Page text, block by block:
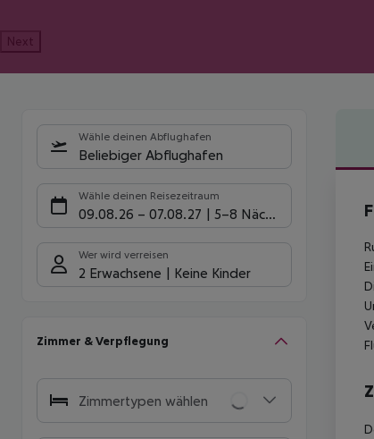
Next
Wähle deinen Abflughafen
Beliebiger Abflughafen
Wähle deinen Reisezeitraum
09.08.26 – 07.08.27 5-8 Nächte
Wer wird verreisen
2 Erwachsene Keine Kinder
Zimmer & Verpflegung
Zimmertypen wählen